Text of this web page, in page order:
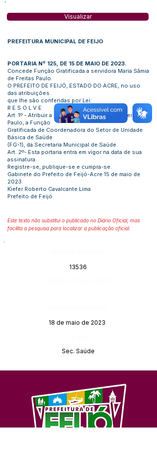
Visualizar
PREFEITURA MUNICIPAL DE FEIJO
PORTARIA Nº 125, DE 15 DE MAIO DE 2023.
Concede Função Gratificada a servidora Maria Sâmia
de Freitas Paulo.
O PREFEITO DE FEIJÓ, ESTADO DO ACRE, no uso
das atribuições
que lhe são conferidas por Lei:
R E S O L V E
Art. 1º - Atribuir a servidora Maria Sâmia de Freitas
Paulo, a Função
Gratificada de Coordenadora do Setor de Unidade
Básica de Saúde
(FG-1), da Secretaria Municipal de Saúde.
Art. 2º- Esta portaria entra em vigor na data de sua
assinatura.
Registre-se, publique-se e cumpra-se.
Gabinete do Prefeito de Feijó-Acre 15 de maio de
2023.
Kiefer Roberto Cavalcante Lima
Prefeito de Feijó
Este texto não substitui o publicado no Diário Oficial, mas
facilita a pesquisa para localizar a publicação oficial.
13536
18 de maio de 2023
Sec. Saúde